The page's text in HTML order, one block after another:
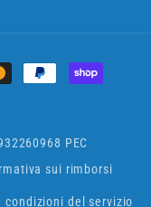
PEC
sui rimborsi
condizioni del servizio